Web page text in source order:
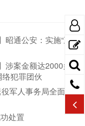
昭通公安：实施“五大
涉案金额达2000多万
犯罪团伙
军人事务局全面提
处置